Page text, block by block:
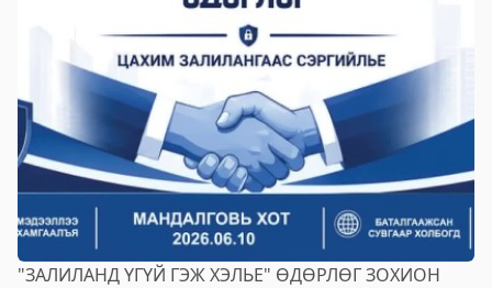
"ЗАЛИЛАНД ҮГҮЙ ГЭЖ ХЭЛЬЕ" ӨДӨРЛӨГ ЗОХИОН